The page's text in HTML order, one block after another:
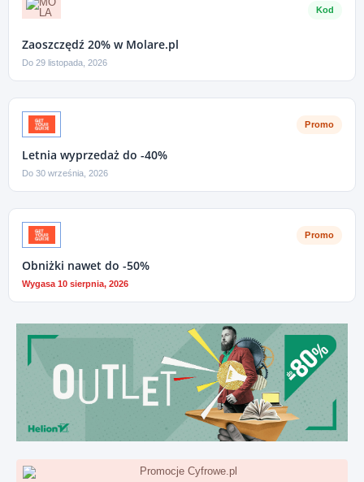
Kod
Zaoszczędź 20% w Molare.pl
Do 29 listopada, 2026
Promo
Letnia wyprzedaż do -40%
Do 30 września, 2026
Promo
Obniżki nawet do -50%
Wygasa 10 sierpnia, 2026